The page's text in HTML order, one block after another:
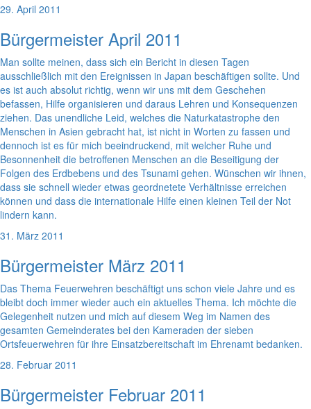
29. April 2011
Bürgermeister April 2011
Man sollte meinen, dass sich ein Bericht in diesen Tagen
ausschließlich mit den Ereignissen in Japan beschäftigen sollte. Und
es ist auch absolut richtig, wenn wir uns mit dem Geschehen
befassen, Hilfe organisieren und daraus Lehren und Konsequenzen
ziehen. Das unendliche Leid, welches die Naturkatastrophe den
Menschen in Asien gebracht hat, ist nicht in Worten zu fassen und
dennoch ist es für mich beeindruckend, mit welcher Ruhe und
Besonnenheit die betroffenen Menschen an die Beseitigung der
Folgen des Erdbebens und des Tsunami gehen. Wünschen wir ihnen,
dass sie schnell wieder etwas geordnetete Verhältnisse erreichen
können und dass die internationale Hilfe einen kleinen Teil der Not
lindern kann.
31. März 2011
Bürgermeister März 2011
Das Thema Feuerwehren beschäftigt uns schon viele Jahre und es
bleibt doch immer wieder auch ein aktuelles Thema. Ich möchte die
Gelegenheit nutzen und mich auf diesem Weg im Namen des
gesamten Gemeinderates bei den Kameraden der sieben
Ortsfeuerwehren für ihre Einsatzbereitschaft im Ehrenamt bedanken.
28. Februar 2011
Bürgermeister Februar 2011